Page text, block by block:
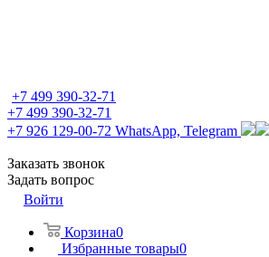
+7 499 390-32-71
+7 499 390-32-71
+7 926 129-00-72 WhatsApp, Telegram
Заказать звонок
Задать вопрос
Войти
Корзина0
Избранные товары0